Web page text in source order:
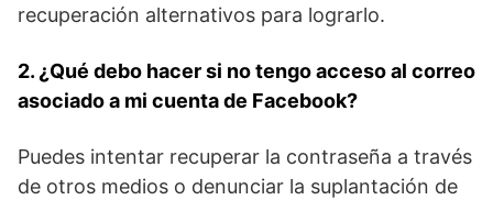
recuperación alternativos para lograrlo.
2. ¿Qué debo hacer ‌si no tengo acceso al correo
asociado a⁣ mi cuenta de Facebook?
Puedes intentar recuperar la contraseña ⁣a través⁢
de otros medios o denunciar la suplantación de